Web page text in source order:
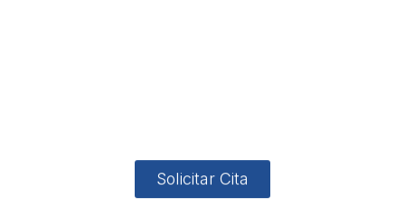
Solicitar Cita